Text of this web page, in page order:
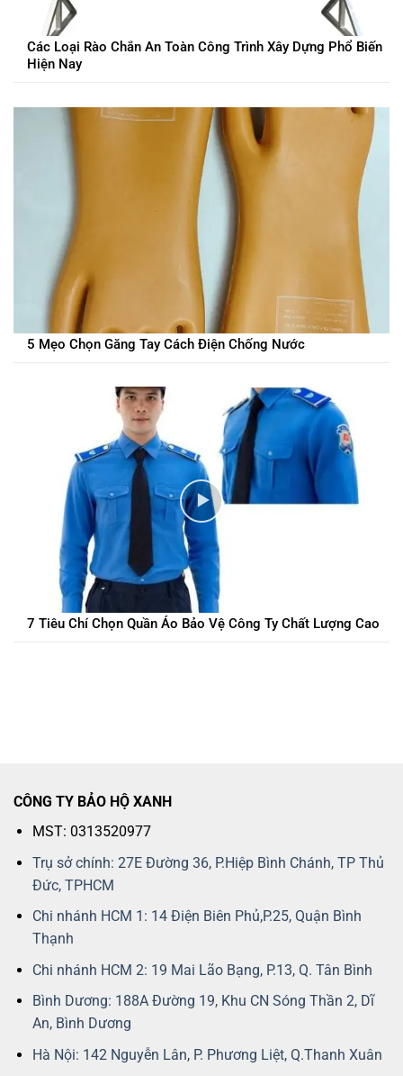
Các Loại Rào Chắn An Toàn Công Trình Xây Dựng Phổ Biến
Hiện Nay
5 Mẹo Chọn Găng Tay Cách Điện Chống Nước
7 Tiêu Chí Chọn Quần Áo Bảo Vệ Công Ty Chất Lượng Cao
CÔNG TY BẢO HỘ XANH
MST: 0313520977
Trụ sở chính: 27E Đường 36, P.Hiệp Bình Chánh, TP Thủ
Đức, TPHCM
Chi nhánh HCM 1: 14 Điện Biên Phủ,P.25, Quận Bình
Thạnh
Chi nhánh HCM 2: 19 Mai Lão Bạng, P.13, Q. Tân Bình
Bình Dương: 188A Đường 19, Khu CN Sóng Thần 2, Dĩ
An, Bình Dương
Hà Nội: 142 Nguyễn Lân, P. Phương Liệt, Q.Thanh Xuân